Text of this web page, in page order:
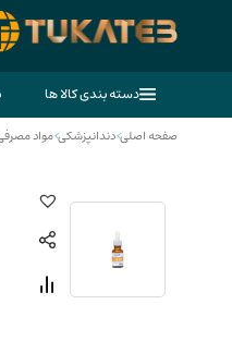
دسته بندی کالا ها
صفحه اصلی>دندانپزشکی>مواد